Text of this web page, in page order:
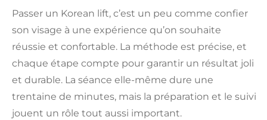
Passer un Korean lift, c’est un peu comme confier
son visage à une expérience qu’on souhaite
réussie et confortable. La méthode est précise, et
chaque étape compte pour garantir un résultat joli
et durable. La séance elle-même dure une
trentaine de minutes, mais la préparation et le suivi
jouent un rôle tout aussi important.